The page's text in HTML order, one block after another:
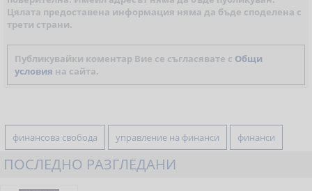
Цялата предоставена информация няма да бъде споделена с
трети страни.
Публикувайки коментар Вие се съгласявате с Общи
условия на сайта.
финансова свобода управление на финанси финанси
ПОСЛЕДНО РАЗГЛЕДАНИ